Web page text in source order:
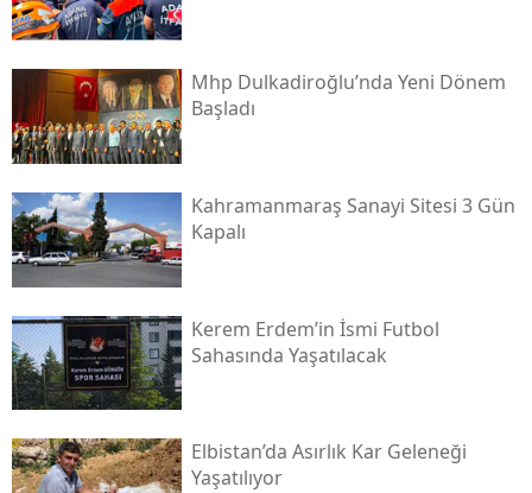
Mhp Dulkadiroğlu’nda Yeni Dönem
Başladı
Kahramanmaraş Sanayi Sitesi 3 Gün
Kapalı
Kerem Erdem’in İsmi Futbol
Sahasında Yaşatılacak
Elbistan’da Asırlık Kar Geleneği
Yaşatılıyor